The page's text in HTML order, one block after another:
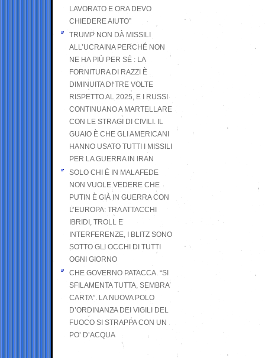
LAVORATO E ORA DEVO
CHIEDERE AIUTO”
TRUMP NON DÀ MISSILI
ALL’UCRAINA PERCHÉ NON
NE HA PIÙ PER SÉ : LA
FORNITURA DI RAZZI È
DIMINUITA DI TRE VOLTE
RISPETTO AL 2025, E I RUSSI
CONTINUANO A MARTELLARE
CON LE STRAGI DI CIVILI. IL
GUAIO È CHE GLI AMERICANI
HANNO USATO TUTTI I MISSILI
PER LA GUERRA IN IRAN
SOLO CHI È IN MALAFEDE
NON VUOLE VEDERE CHE
PUTIN È GIÀ IN GUERRA CON
L’EUROPA: TRA ATTACCHI
IBRIDI, TROLL E
INTERFERENZE, I BLITZ SONO
SOTTO GLI OCCHI DI TUTTI
OGNI GIORNO
CHE GOVERNO PATACCA. “SI
SFILAMENTA TUTTA, SEMBRA
CARTA”. LA NUOVA POLO
D’ORDINANZA DEI VIGILI DEL
FUOCO SI STRAPPA CON UN
PO’ D’ACQUA